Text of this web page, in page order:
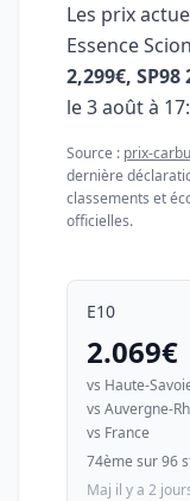
Les prix
Essence
2,299€, SP98
le3 août à
Source : prix-
dernière
classements et
officielles.
E10
2.069€
vs Haute-
vs Auvergne-
vs France
74ème sur 96
Maj il y a 2